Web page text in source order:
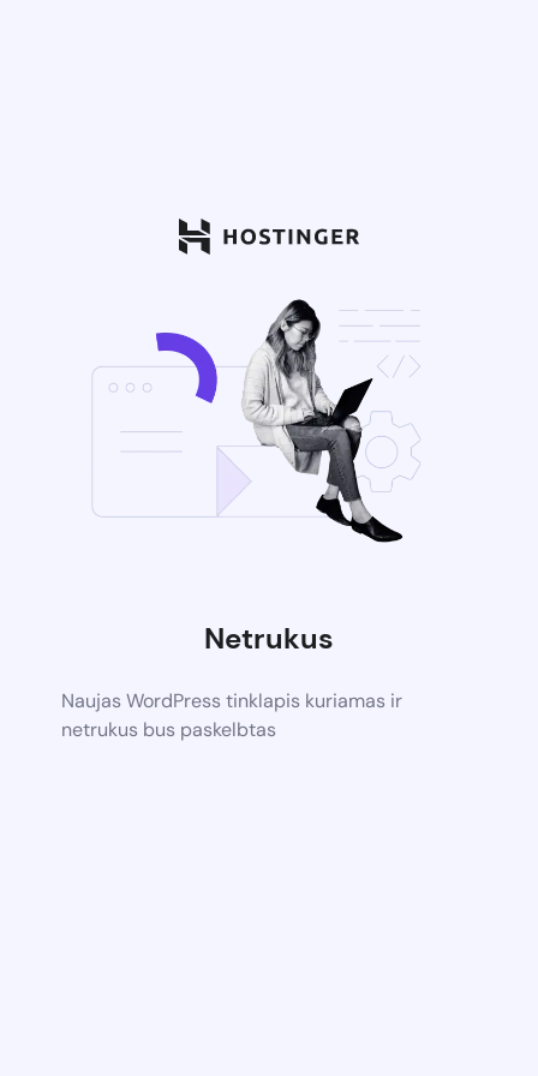
Netrukus
Naujas WordPress tinklapis kuriamas ir
netrukus bus paskelbtas